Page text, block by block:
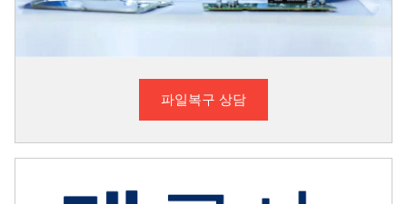
파일복구 상담